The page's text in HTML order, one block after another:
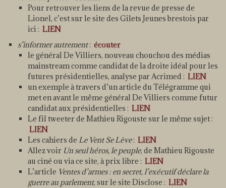
Pour retrouver les liens de la revue de presse de
Lionel, c’est sur le site des Gilets Jeunes brestois par
ici : LIEN
s’informer autrement: écouter
le général De Villiers, nouveau chouchou des médias
mainstream comme candidat de la droite idéal pour les
futures présidentielles, analyse par Acrimed : LIEN
un exemple à travers d’un article du Télégramme qui
met en avant le même général De Villiers comme futur
candidat aux présidentielles : LIEN
Le fil tweeter de Mathieu Rigouste sur le même sujet :
LIEN
Les cahiers de Le Vent Se Lève: LIEN
Allez voir Un seul héros, le peuple, de Mathieu Rigouste
au ciné ou via ce site, à prix libre : LIEN
L’article Ventes d’armes : en secret, l’exécutif déclare la
guerre au parlement, sur le site Disclose : LIEN